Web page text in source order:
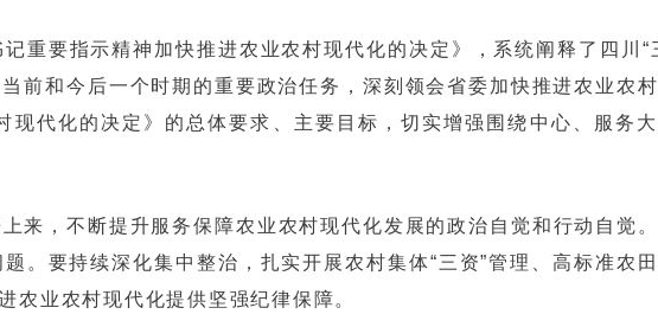
重要指示精神加快推进农业农村现代化的决定》，系统阐释了四川“
前和今后一个时期的重要政治任务，深刻领会省委加快推进农业农
代化的决定》的总体要求、主要目标，切实增强围绕中心、服务
来，不断提升服务保障农业农村现代化发展的政治自觉和行动自觉
。要持续深化集中整治，扎实开展农村集体“三资”管理、高标准农
农业农村现代化提供坚强纪律保障。